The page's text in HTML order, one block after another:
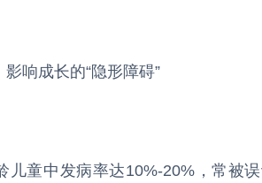
响成长的“隐形障碍”
儿童中发病率达10%-20%，常被